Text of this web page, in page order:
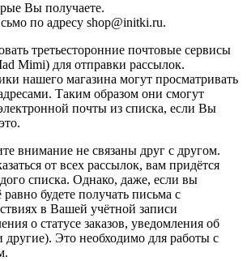
Вы получаете.
по адресу shop@initki.ru.
третьесторонние почтовые сервисы
Mimi) для отправки рассылок.
нашего магазина могут просматривать
Таким образом они смогут
почты из списка, если Вы
внимание не связаны друг с другом.
от всех рассылок, вам придётся
списка. Однако, даже, если вы
равно будете получать письма с
в Вашей учётной записи
о статусе заказов, уведомления об
другие). Это необходимо для работы с